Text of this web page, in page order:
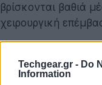
Techgear.gr - Do
Information
βρίσκονται βαθιά
χειρουργική
λειτουργεί ως